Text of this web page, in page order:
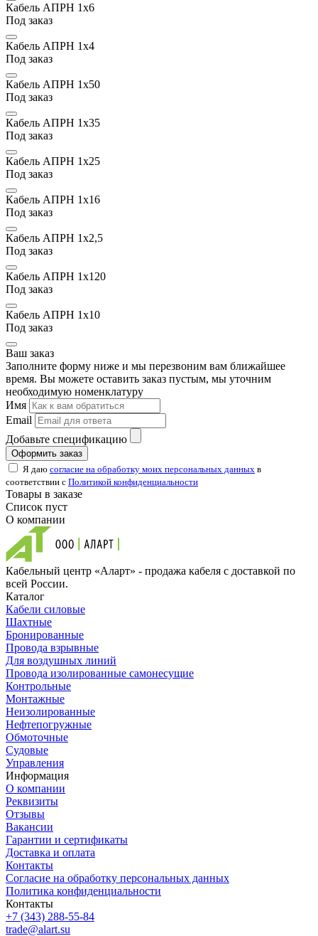
Кабель АПРН 1х6
Под заказ
Кабель АПРН 1х4
Под заказ
Кабель АПРН 1х50
Под заказ
Кабель АПРН 1х35
Под заказ
Кабель АПРН 1х25
Под заказ
Кабель АПРН 1х16
Под заказ
Кабель АПРН 1х2,5
Под заказ
Кабель АПРН 1х120
Под заказ
Кабель АПРН 1х10
Под заказ
Ваш заказ
Заполните форму ниже и мы перезвоним вам ближайшее
время. Вы можете оставить заказ пустым, мы уточним
необходимую номенклатуру
Имя
Email
Добавьте спецификацию
Оформить заказ
Я даю согласие на обработку моих персональных данных в
соответствии с Политикой конфиденциальности
Товары в заказе
Список пуст
О компании
Кабельный центр «Аларт» - продажа кабеля с доставкой по
всей России.
Каталог
Кабели силовые
Шахтные
Бронированные
Провода взрывные
Для воздушных линий
Провода изолированные самонесущие
Контрольные
Монтажные
Неизолированные
Нефтепогружные
Обмоточные
Судовые
Управления
Информация
О компании
Реквизиты
Отзывы
Вакансии
Гарантии и сертификаты
Доставка и оплата
Контакты
Согласие на обработку персональных данных
Политика конфиденциальности
Контакты
+7 (343) 288-55-84
trade@alart.su